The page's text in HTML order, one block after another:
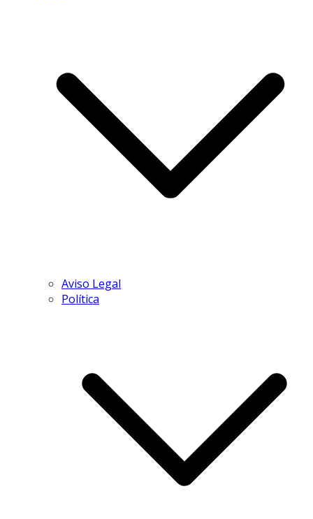
Aviso Legal
Política